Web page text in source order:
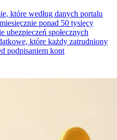
które według danych portalu
ponad 50 tysięcy
społecznych
które każdy zatrudniony
podpisaniem kont